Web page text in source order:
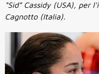
“Sid” Cassidy (USA),
Cagnotto (Italia).